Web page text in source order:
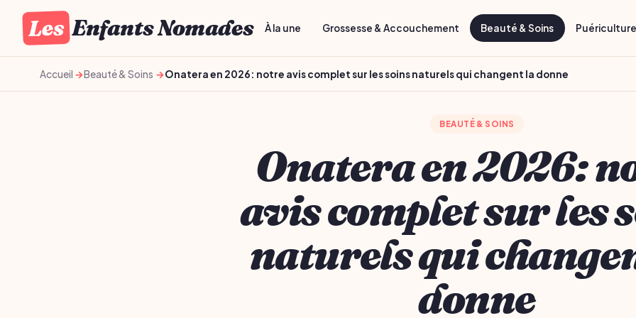
Les Enfants Nomades À la une Grossesse & Accouchement Beauté & Soins
Accueil Beauté & Soins Onatera en 2026: notre avis complet sur les soins naturels qui changent la donne
BEAUTÉ & SOINS
Onatera en 2026:
avis complet sur les
naturels qui
donne